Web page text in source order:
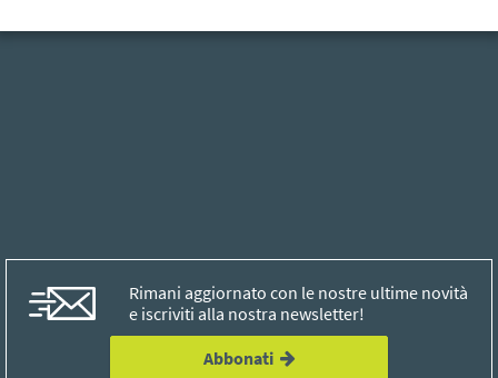
Rimani aggiornato con le nostre ultime novità
e iscriviti alla nostra newsletter!
Abbonati